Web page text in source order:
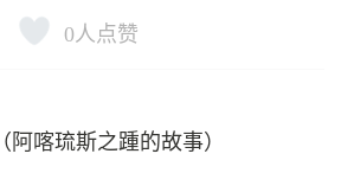
0 人点赞
阿喀琉斯之踵的故事）